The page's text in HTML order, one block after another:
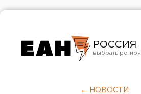
РОССИЯ
Челябинск
← НОВОСТИ